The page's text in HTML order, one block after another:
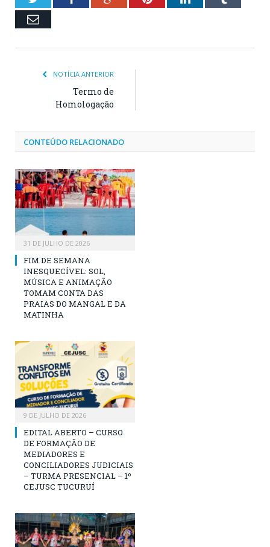
Email
NOTÍCIA ANTERIOR
Termo de
Homologação
CONTEÚDO RELACIONADO
31 DE JULHO DE 2026
FIM DE SEMANA
INESQUECÍVEL: SOL,
MÚSICA E ANIMAÇÃO
TOMAM CONTA DAS
PRAIAS DO MANGAL E DA
MATINHA
9 DE JULHO DE 2026
EDITAL ABERTO – CURSO
DE FORMAÇÃO DE
MEDIADORES E
CONCILIADORES JUDICIAIS
– TURMA PRESENCIAL – 1º
CEJUSC TUCURUÍ